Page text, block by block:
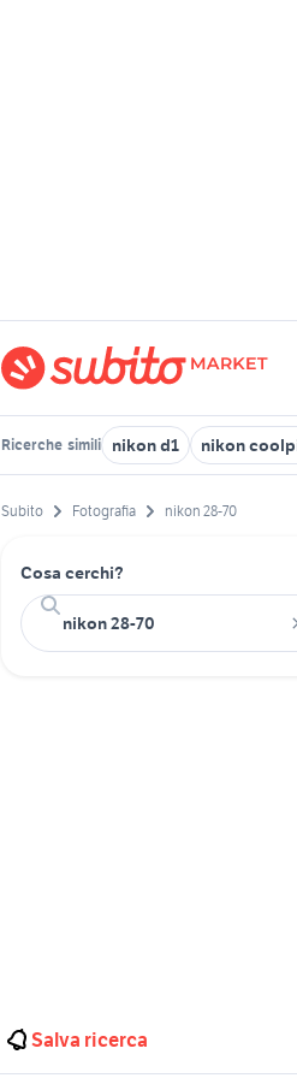
Ricerche simili nikon d1 nikon
Subito Fotografia nikon 28-70
Cosa cerchi?
Salva ricerca